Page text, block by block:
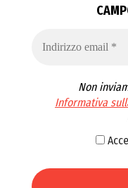
Non
Informativa